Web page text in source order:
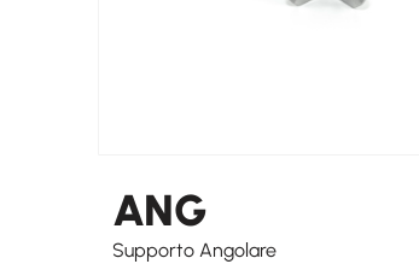
ANG
Supporto Angolare